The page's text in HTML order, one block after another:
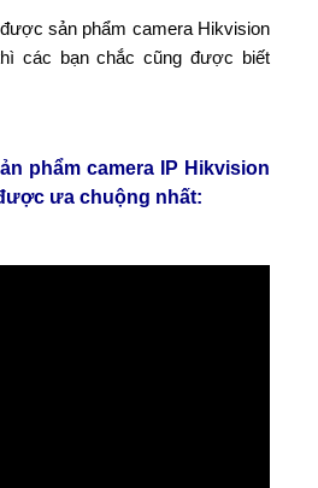
sản phẩm camera Hikvision
các bạn chắc cũng được biết
phẩm camera IP Hikvision
ưa chuộng nhất: